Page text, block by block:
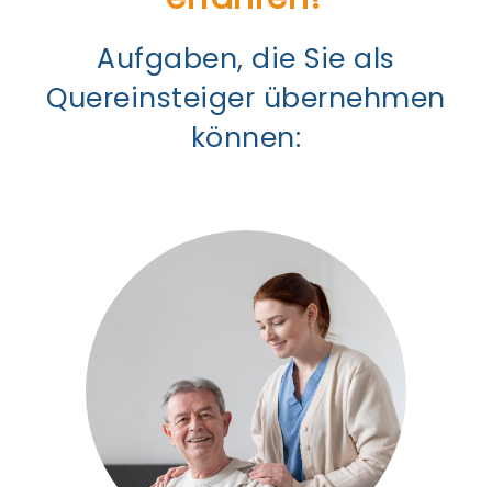
Aufgaben, die Sie als
Quereinsteiger übernehmen
können: